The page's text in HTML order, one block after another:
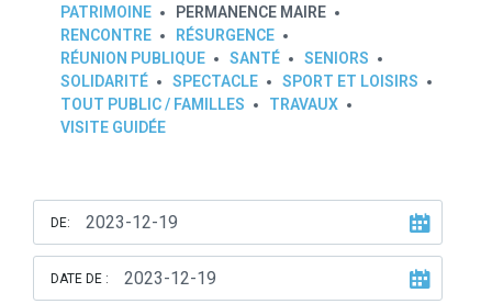
PATRIMOINE
PERMANENCE MAIRE
RENCONTRE
RÉSURGENCE
RÉUNION PUBLIQUE
SANTÉ
SENIORS
SOLIDARITÉ
SPECTACLE
SPORT ET LOISIRS
TOUT PUBLIC / FAMILLES
TRAVAUX
VISITE GUIDÉE
DE:
DATE DE :